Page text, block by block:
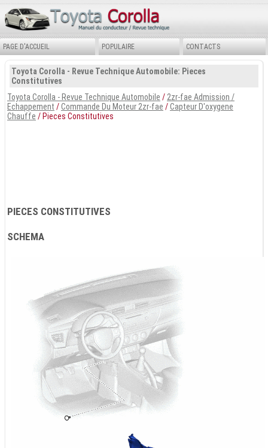
PAGE D'ACCUEIL POPULAIRE CONTACTS
Toyota Corolla - Revue Technique Automobile: Pieces
Constitutives
Toyota Corolla - Revue Technique Automobile / 2zr-fae Admission /
Echappement /Commande Du Moteur 2zr-fae /Capteur D'oxygene
Chauffe / Pieces Constitutives
PIECES CONSTITUTIVES
SCHEMA